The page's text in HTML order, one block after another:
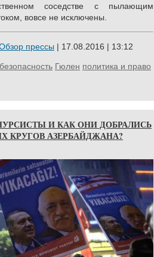
соседстве с пылающим
вовсе не исключены.
прессы | 17.08.2016 | 13:12
безопасность Гюлен политика и право
И КАК ОНИ ДОБРАЛИСЬ
КРУГОВ АЗЕРБАЙДЖАНА?